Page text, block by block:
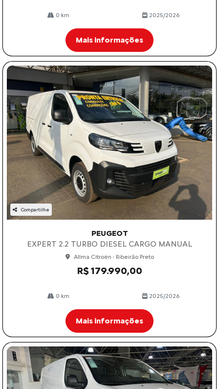
0 km 2025/2026
Mais informações
Compartilhe
PEUGEOT
EXPERT 2.2 TURBO DIESEL CARGO MANUAL
Allma Citroën - Ribeirão Preto
R$ 179.990,00
0 km 2025/2026
Mais informações